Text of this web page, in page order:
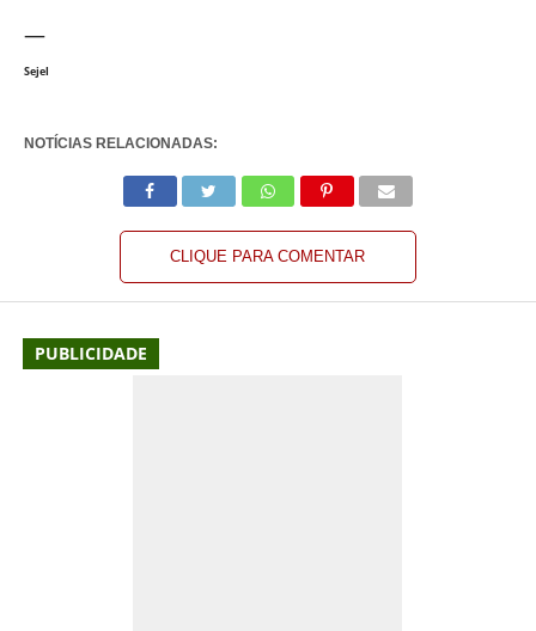
—
Sejel
NOTÍCIAS RELACIONADAS:
CLIQUE PARA COMENTAR
PUBLICIDADE